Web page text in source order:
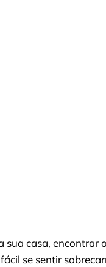
sua casa,
se sentir